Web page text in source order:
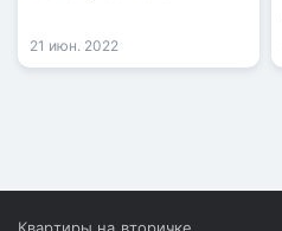
21 июн. 2022